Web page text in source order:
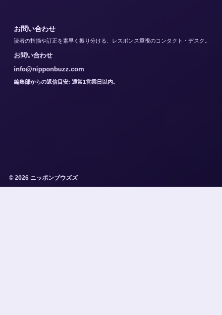
お問い合わせ
読者の指摘や訂正を素早く振り分ける、レスポンス重視のコンタクト・デスク。
お問い合わせ
info@nipponbuzz.com
編集部からの返信目安: 通常1営業日以内。
© 2026 ニッポンブウズズ